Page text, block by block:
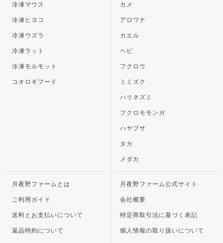
冷凍マウス
冷凍ヒヨコ
冷凍ウズラ
冷凍ラット
冷凍モルモット
コオロギフード
カメ
アロワナ
カエル
ヘビ
フクロウ
ミミズク
ハリネズミ
フクロモモンガ
ハヤブサ
タカ
メダカ
月夜野ファームとは
ご利用ガイド
送料とお支払いについて
返品特約について
月夜野ファーム公式サイト
会社概要
特定商取引法に基づく表記
個人情報の取り扱いについて